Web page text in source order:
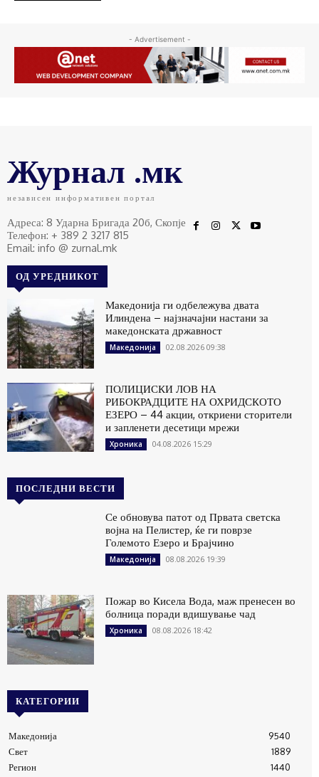
- Advertisement -
Журнал .мк
независен информативен портал
Адреса: 8 Ударна Бригада 20б, Скопје
Телефон: + 389 2 3217 815
Email: info @ zurnal.mk
ОД УРЕДНИКОТ
Македонија ги одбележува двата
Илиндена – најзначајни настани за
македонската државност
Македонија 02.08.2026 09:38
ПОЛИЦИСКИ ЛОВ НА
РИБОКРАДЦИТЕ НА ОХРИДСКОТО
ЕЗЕРО – 44 акции, откриени сторители
и запленети десетици мрежи
Хроника 04.08.2026 15:29
ПОСЛЕДНИ ВЕСТИ
Се обновува патот од Првата светска
војна на Пелистер, ќе ги поврзе
Големото Езеро и Брајчино
Македонија 08.08.2026 19:39
Пожар во Кисела Вода, маж пренесен во
болница поради вдишување чад
Хроника 08.08.2026 18:42
КАТЕГОРИИ
Македонија
9540
Свет
1889
Регион
1440